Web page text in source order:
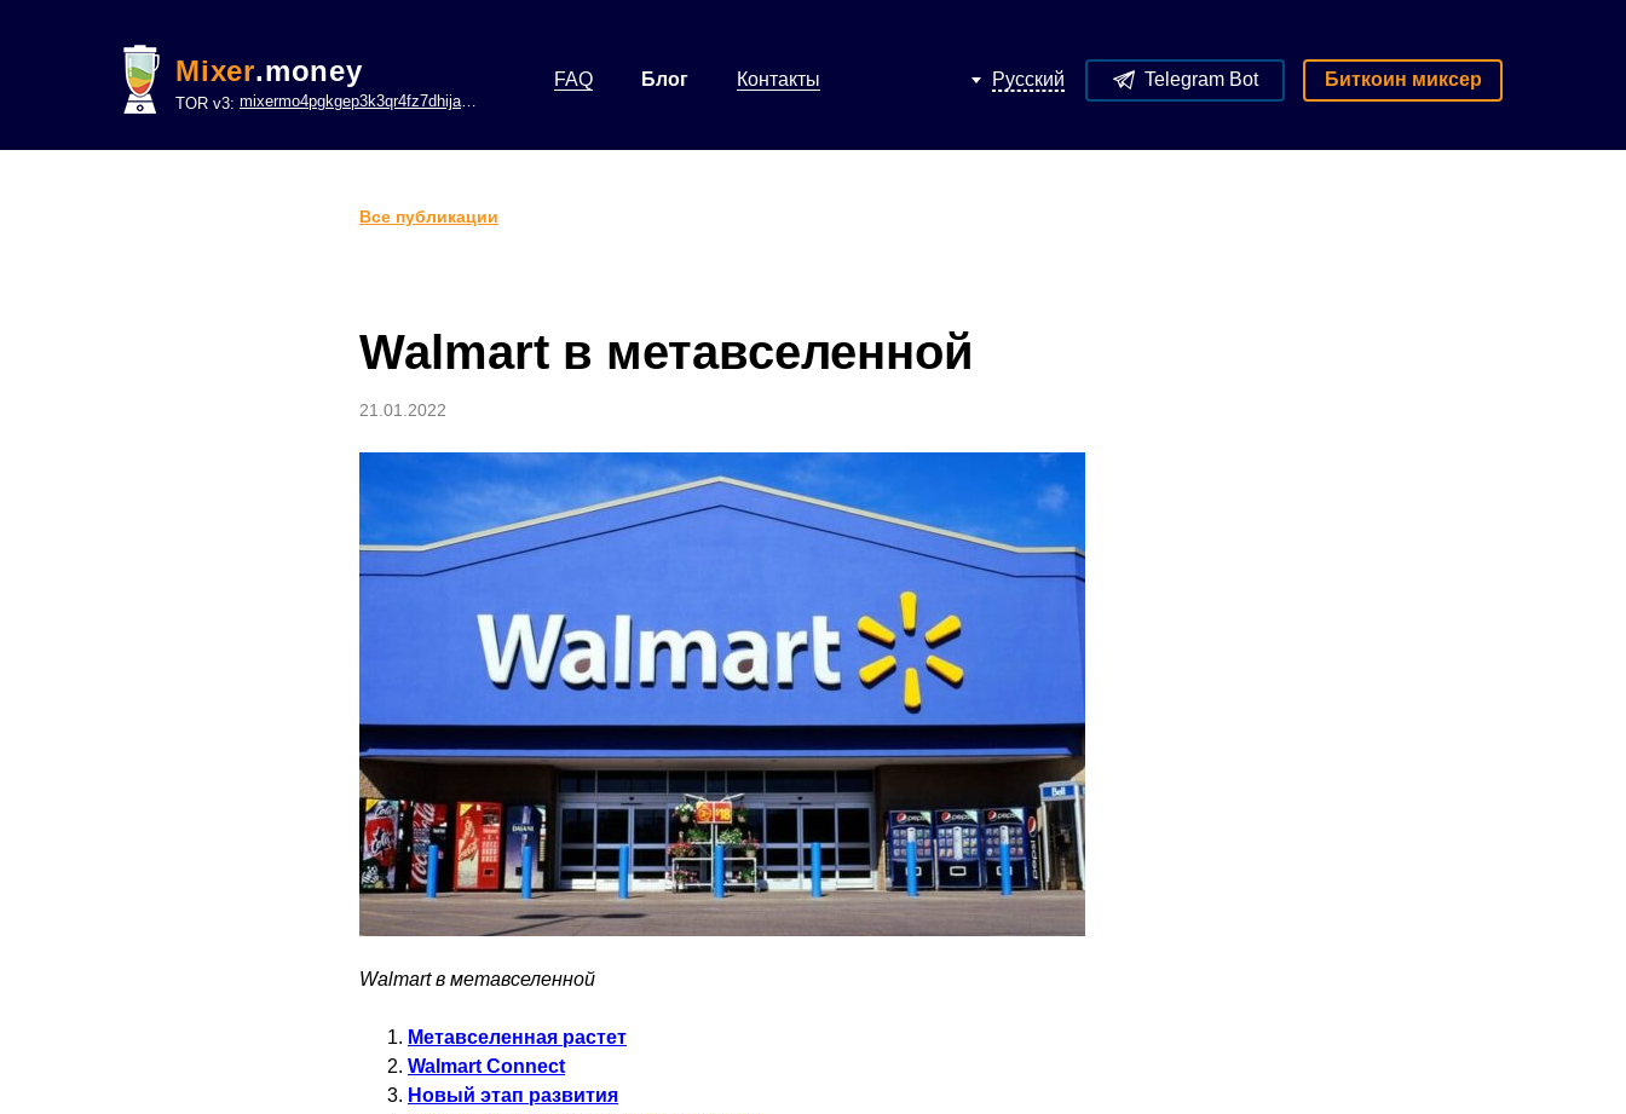
Mixer.money
TOR v3: mixermo4pgkgep3k3qr4fz7dhijavxnh6lwgu7gf5qeltpy4unjed2yd.onion
FAQ Блог Контакты Русский Telegram Bot Биткоин миксер
Все публикации
Walmart в метавселенной
21.01.2022
Walmart в метавселенной
Метавселенная растет
Walmart Connect
Новый этап развития